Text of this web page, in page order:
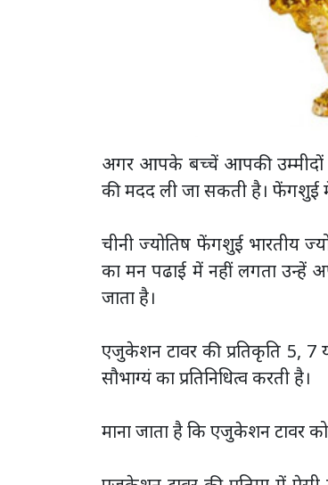
अगर आपके बच्चें आपकी उम्मीदों
की मदद ली जा सकती है। फेंगशुई
चीनी ज्योतिष फेंगशुई भारतीय
का मन पढाई में नहीं लगता उन्हें
जाता है।
एजुकेशन टावर की प्रतिकृति 5, 7
सौभाग्यं का प्रतिनिधित्व करती है।
माना जाता है कि एजुकेशन टावर